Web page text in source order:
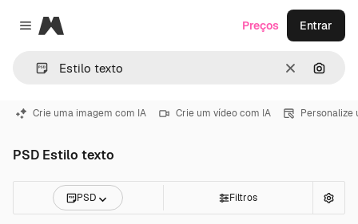
Close menu
Magnific
Limpar
Preços Entrar
Crie uma imagem com IA Crie um vídeo com IA Personalize
PSD Estilo texto
PSD Filtros